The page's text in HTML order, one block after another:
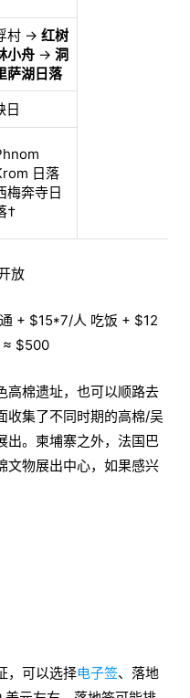
村 → 红树
小舟 → 洞
萨湖日落
日
日落
梅奔寺日
†
放
+ $15*7/人 吃饭 + $12
≈ $500
高棉遗址，也可以顺路去
收集了不同时期的高棉/吴
出。柬埔寨之外，法国巴
文物展出中心，如果感兴
，可以选择电子签、落地